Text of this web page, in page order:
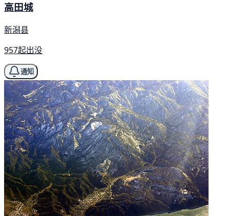
高田城
新潟县
957起出没
通知